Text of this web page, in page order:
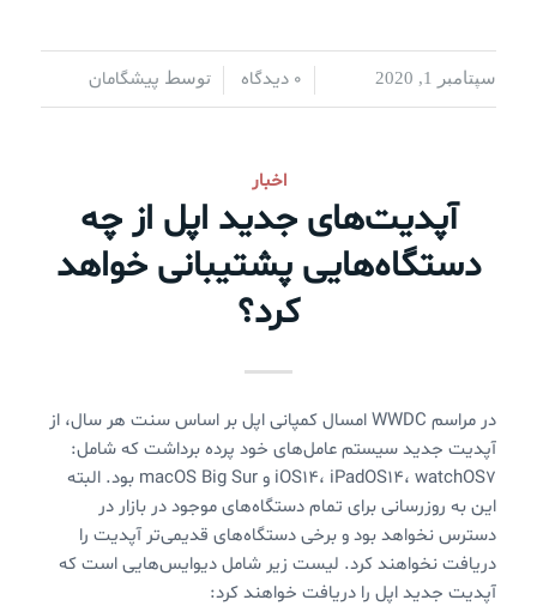
سپتامبر 1, 2020 / 0 دیدگاه/ توسط پیشگامان
اخبار
آپدیت‌های جدید اپل از چه
دستگاه‌هایی پشتیبانی خواهد
کرد؟
در مراسم WWDC امسال کمپانی اپل بر اساس سنت هر سال، از
آپدیت جدید سیستم عامل‌های خود پرده برداشت که شامل:
iOS14، iPadOS14، watchOS7 و macOS Big Sur بود. البته
این به روزرسانی برای تمام دستگاه‌های موجود در بازار در
دسترس نخواهد بود و برخی دستگاه‌های قدیمی‌تر آپدیت را
دریافت نخواهند کرد. لیست زیر شامل دیوایس‌هایی است که
آپدیت جدید اپل را دریافت خواهند کرد: